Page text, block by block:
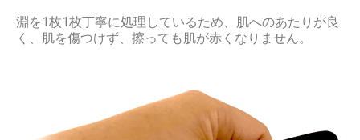
淵を1枚1枚丁寧に処理しているため、肌へのあたりが良
く、肌を傷つけず、擦っても肌が赤くなりません。